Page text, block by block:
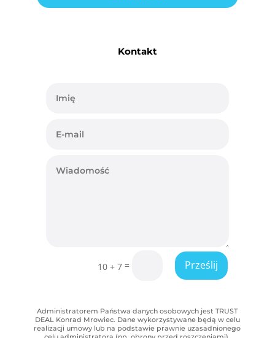
Kontakt
10 + 7 = Prześlij
Administratorem Państwa danych osobowych jest TRUST
DEAL Konrad Mrowiec. Dane wykorzystywane będą w celu
realizacji umowy lub na podstawie prawnie uzasadnionego